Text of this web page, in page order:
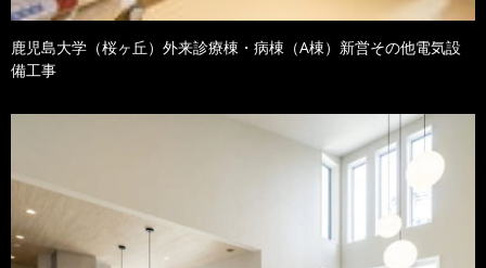
鹿児島大学（桜ヶ丘）外来診療棟・病棟（A棟）新営その他電気設
備工事